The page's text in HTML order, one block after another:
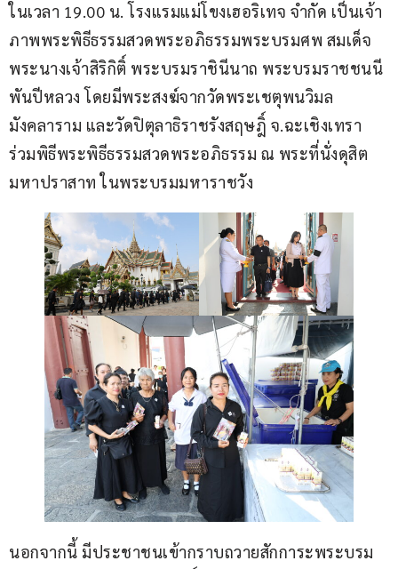
ในเวลา 19.00 น. โรงแรมแม่โขงเฮอริเทจ จำกัด เป็นเจ้า
ภาพพระพิธีธรรมสวดพระอภิธรรมพระบรมศพ สมเด็จ
พระนางเจ้าสิริกิติ์ พระบรมราชินีนาถ พระบรมราชชนนี
พันปีหลวง โดยมีพระสงฆ์จากวัดพระเชตุพนวิมล
มังคลาราม และวัดปิตุลาธิราชรังสฤษฎิ์ จ.ฉะเชิงเทรา
ร่วมพิธีพระพิธีธรรมสวดพระอภิธรรม ณ พระที่นั่งดุสิต
มหาปราสาท ในพระบรมมหาราชวัง
นอกจากนี้ มีประชาชนเข้ากราบถวายสักการะพระบรม